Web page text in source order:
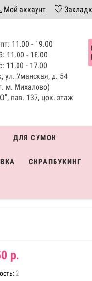
Мой аккаунт
11.00 - 19.00
11.00 - 18.00
11.00 - 17.00
ул. Уманская, д. 54
м. Михалово)
пав. 137, цок. этаж
ДЛЯ СУМОК
СКРАПБУКИНГ
р.
2